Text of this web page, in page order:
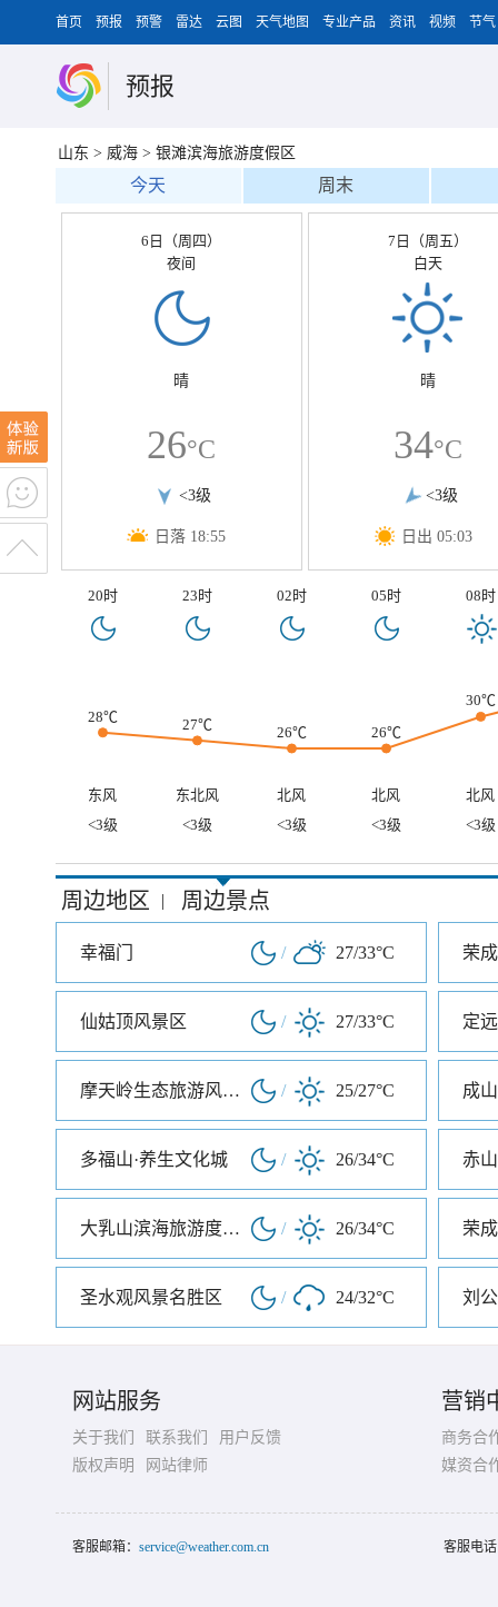
首页 预报 预警 雷达 云图 天气地图 专业产品 资讯 视频 节气
预报
山东 > 威海 > 银滩滨海旅游度假区
今天 周末
6日（周四）
夜间
晴
26°C
<3级
日落 18:55
7日（周五）
白天
晴
34°C
<3级
日出 05:03
20时 23时 02时 05时 08时
28℃ 27℃ 26℃ 26℃
30℃
东风 东北风 北风 北风
北风
<3级
<3级 <3级 <3级 <3级
周边地区 | 周边景点
幸福门 / 27/33°C 荣
仙姑顶风景区 / 27/33°C 定
摩天岭生态旅游风景区 / 25/27°C
多福山·养生文化城 / 26/34°C 赤
大乳山滨海旅游度假区 / 26/34°C
圣水观风景名胜区 / 24/32°C 刘
网站服务
关于我们 联系我们
用户反馈
版权声明
网站律师
营销
商务合
媒资合
客服邮箱： service@weather.com.cn 客服电